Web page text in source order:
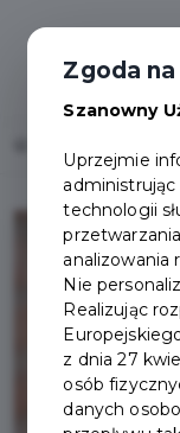
Zgoda
Szanowny
Uprzejmie
technologii
analizowania
Nie
Realizując
z dnia 27
osób
danych